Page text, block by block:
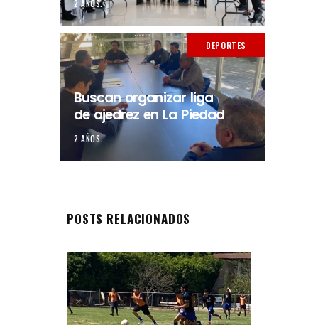
2 AÑOS.
DEPORTES
Buscan organizar liga
de ajedrez en La Piedad
2 AÑOS.
POSTS RELACIONADOS